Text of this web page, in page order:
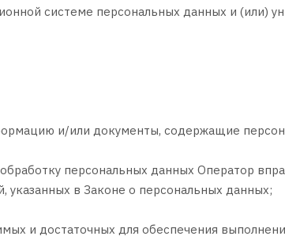
системе персональных данных и (или)
и/или документы, содержащие
персональных данных Оператор
указанных в Законе о персональных данных;
и достаточных для обеспечения